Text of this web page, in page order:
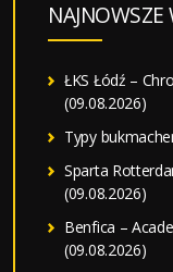
NAJNOWSZE
ŁKS Łódź –
(09.08.2026)
Typy
Sparta
(09.08.2026)
Benfica –
(09.08.2026)